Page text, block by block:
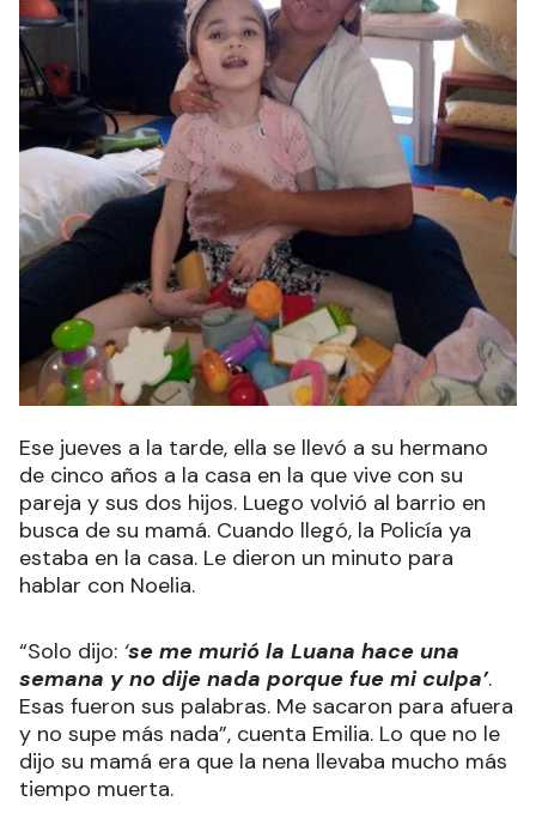
Ese jueves a la tarde, ella se llevó a su hermano
de cinco años a la casa en la que vive con su
pareja y sus dos hijos. Luego volvió al barrio en
busca de su mamá. Cuando llegó, la Policía ya
estaba en la casa. Le dieron un minuto para
hablar con Noelia.
“Solo dijo: ‘se me murió la Luana hace una
semana y no dije nada porque fue mi culpa’.
Esas fueron sus palabras. Me sacaron para afuera
y no supe más nada”, cuenta Emilia. Lo que no le
dijo su mamá era que la nena llevaba mucho más
tiempo muerta.